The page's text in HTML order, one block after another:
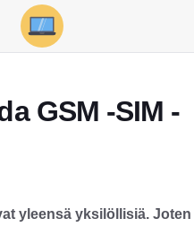
GSM -SIM -
yleensä yksilöllisiä. Joten